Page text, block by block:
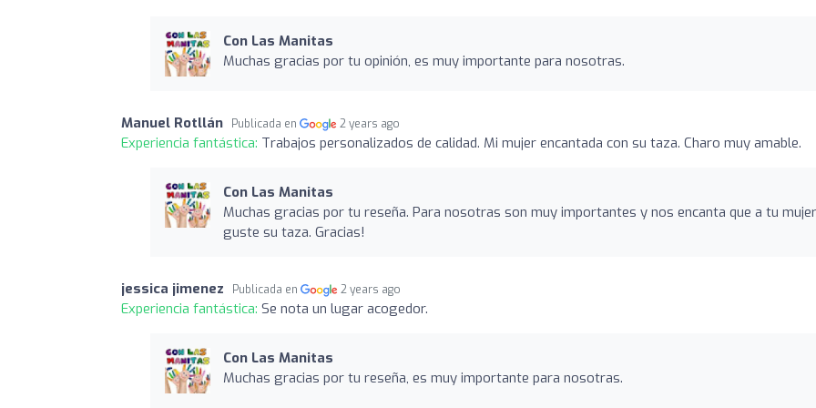
Con Las Manitas
Muchas gracias por tu opinión, es muy importante para nosotras.
Manuel Rotllán Publicada en 2 years ago
Experiencia fantástica: Trabajos personalizados de calidad. Mi mujer encantada con su taza. Charo muy amable.
Con Las Manitas
Muchas gracias por tu reseña. Para nosotras son muy importantes y nos encanta que a tu
guste su taza. Gracias!
jessica jimenez Publicada en 2 years ago
Experiencia fantástica: Se nota un lugar acogedor.
Con Las Manitas
Muchas gracias por tu reseña, es muy importante para nosotras.